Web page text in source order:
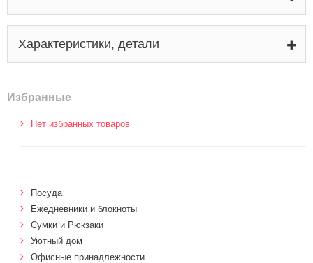
Характеристики, детали
Избранные
Нет избранных товаров
Посуда
Ежедневники и блокноты
Сумки и Рюкзаки
Уютный дом
Офисные принадлежности